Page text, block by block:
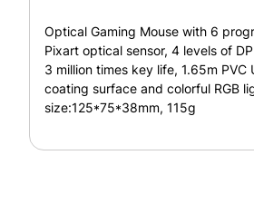
Optical Gaming Mouse with 6
Pixart optical sensor, 4 levels of
3 million times key life, 1.65m PVC
coating surface and colorful RGB
size:125*75*38mm, 115g